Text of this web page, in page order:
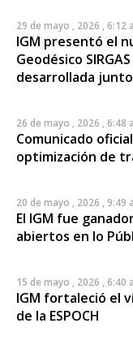
29 de mayo , 2026 , 6:12
IGM presentó el
Geodésico
desarrollada junto
26 de mayo , 2026 , 6:48
Comunicado
optimización de
20 de mayo , 2026 , 9:49
El IGM fue
abiertos en lo
15 de mayo , 2026 , 6:40
IGM fortaleció el
de la ESPOCH